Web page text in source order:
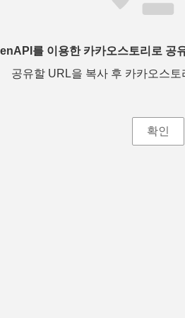
를 이용한 카카오스토리로 공
공유할 URL을 복사 후 카카오스
확인